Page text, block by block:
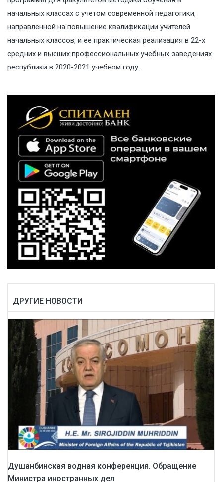
начальных классах с учетом современной педагогики,
направленной на повышение квалификации учителей
начальных классов, и ее практическая реализация в 22-х
средних и высших профессиональных учебных заведениях
республики в 2020-2021 учебном году.
ДРУГИЕ НОВОСТИ
Душанбинская водная конференция. Обращение
Министра иностранных дел